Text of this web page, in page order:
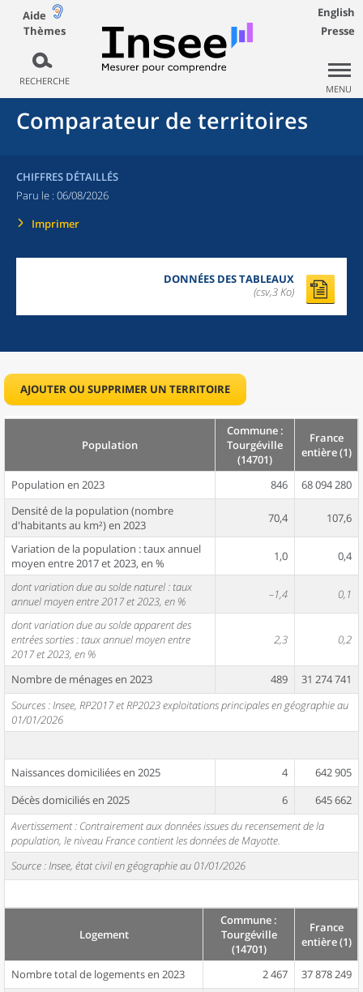
Aide
Thèmes
RECHERCHE
English
Presse
MENU
Comparateur de territoires
CHIFFRES DÉTAILLÉS
Paru le : 06/08/2026
Imprimer
DONNÉES DES TABLEAUX
(csv,3 Ko)
AJOUTER OU SUPPRIMER UN TERRITOIRE
Population
Commune :
Tourgéville
(14701)
France
entière (1)
Population en 2023 846
68 094 280
Densité de la population (nombre
d'habitants au km²) en 2023
70,4 107,6
Variation de la population : taux annuel
moyen entre 2017 et 2023, en %
1,0 0,4
dont variation due au solde naturel : taux
annuel moyen entre 2017 et 2023, en %
–1,4 0,1
dont variation due au solde apparent des
entrées sorties : taux annuel moyen entre
2017 et 2023, en %
2,3 0,2
Nombre de ménages en 2023 489
31 274 741
Sources : Insee, RP2017 et RP2023 exploitations principales en géographie au
01/01/2026
Naissances domiciliées en 2025 4
642 905
Décès domiciliés en 2025
6
645 662
Avertissement : Contrairement aux données issues du recensement de la
population, le niveau France contient les données de Mayotte.
Source : Insee, état civil en géographie au 01/01/2026
Logement
Commune :
Tourgéville
(14701)
France
entière (1)
Nombre total de logements en 2023 2 467
37 878 249